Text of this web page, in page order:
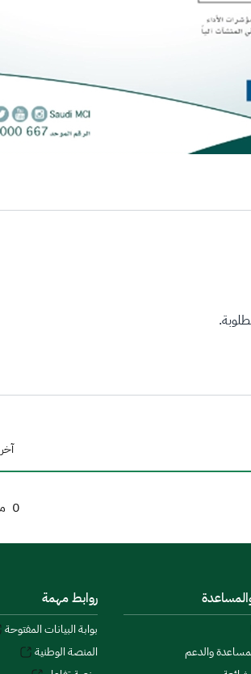
آخر تحديث: 22
0
والدعم
روابط مهمة
بوابة البيانات المفتوحة
المنصة الوطنية